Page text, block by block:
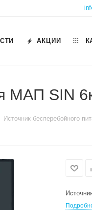
АКЦИИ
МАП SIN
Источник бесперебойного